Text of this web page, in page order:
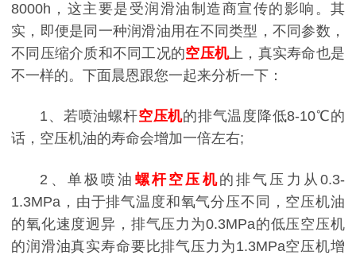
8000h，这主要是受润滑油制造商宣传的影响。其
实，即便是同一种润滑油用在不同类型，不同参数，
不同压缩介质和不同工况的空压机上，真实寿命也是
不一样的。下面晨恩跟您一起来分析一下：
1、若喷油螺杆空压机的排气温度降低8-10℃的
话，空压机油的寿命会增加一倍左右;
2、单极喷油 螺杆空压机的排气压力从0.3-
1.3MPa，由于排气温度和氧气分压不同，空压机油
的氧化速度迥异，排气压力为0.3MPa的低压空压机
的润滑油真实寿命要比排气压力为1.3MPa空压机增